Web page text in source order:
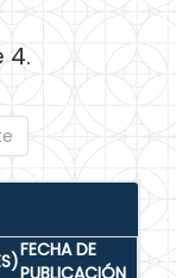
4.
FECHA DE
PUBLICACIÓN